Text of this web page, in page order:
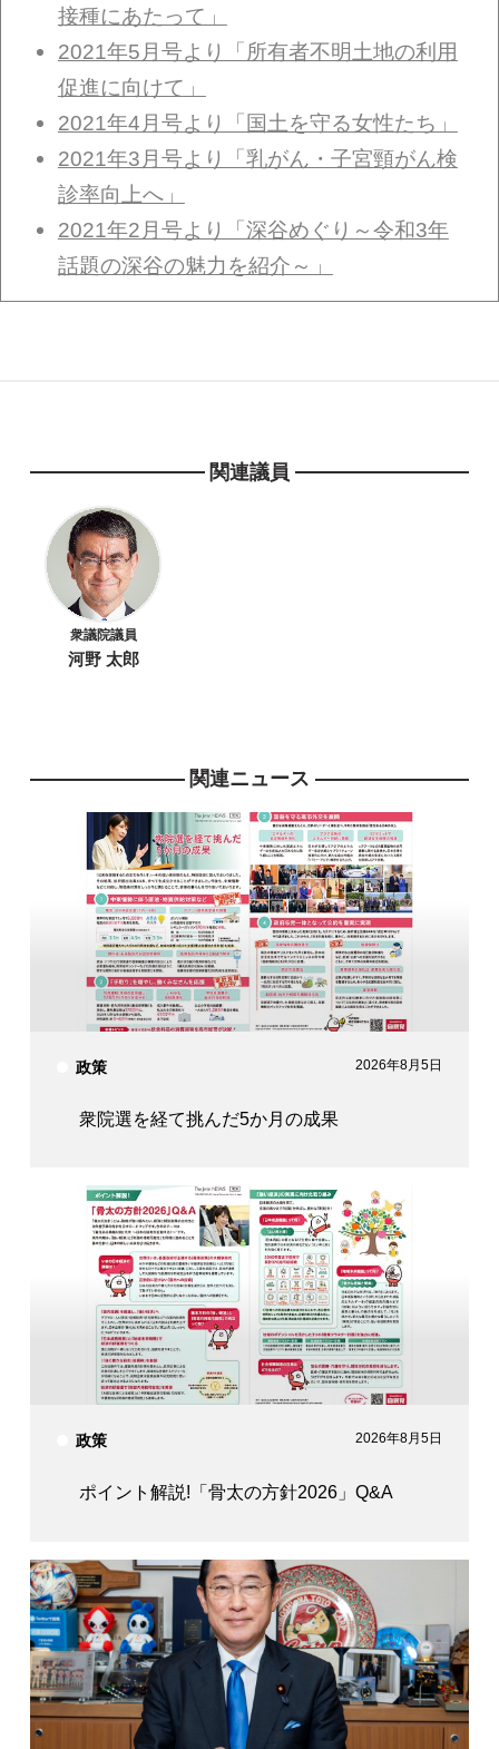
接種にあたって」
2021年5月号より「所有者不明土地の利用
促進に向けて」
2021年4月号より「国土を守る女性たち」
2021年3月号より「乳がん・子宮頸がん検
診率向上へ」
2021年2月号より「深谷めぐり～令和3年
話題の深谷の魅力を紹介～」
関連議員
衆議院議員
河野 太郎
関連ニュース
政策 2026年8月5日
衆院選を経て挑んだ5か月の成果
政策 2026年8月5日
ポイント解説!「骨太の方針2026」Q&A